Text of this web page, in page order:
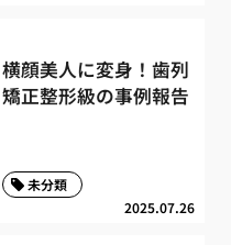
横顔美人に変身！歯列
矯正整形級の事例報告
2025.07.26
未分類